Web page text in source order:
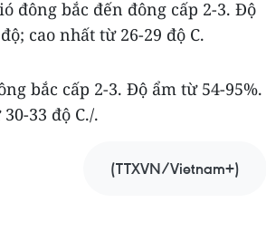
đông bắc đến đông cấp 2-3. Độ
cao nhất từ 26-29 độ C.
bắc cấp 2-3. Độ ẩm từ 54-95%.
33 độ C./.
(TTXVN/Vietnam+)